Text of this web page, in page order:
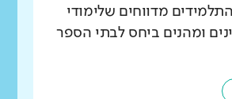
מדווחים שלימודי
ומהנים ביחס לבתי הספר